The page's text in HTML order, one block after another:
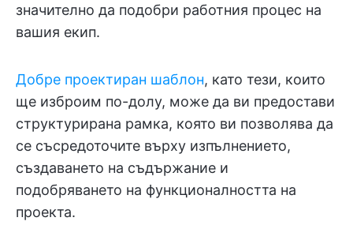
значително да подобри работния процес на
вашия екип.
Добре проектиран шаблон, като тези, които
ще изброим по-долу, може да ви предостави
структурирана рамка, която ви позволява да
се съсредоточите върху изпълнението,
създаването на съдържание и
подобряването на функционалността на
проекта.